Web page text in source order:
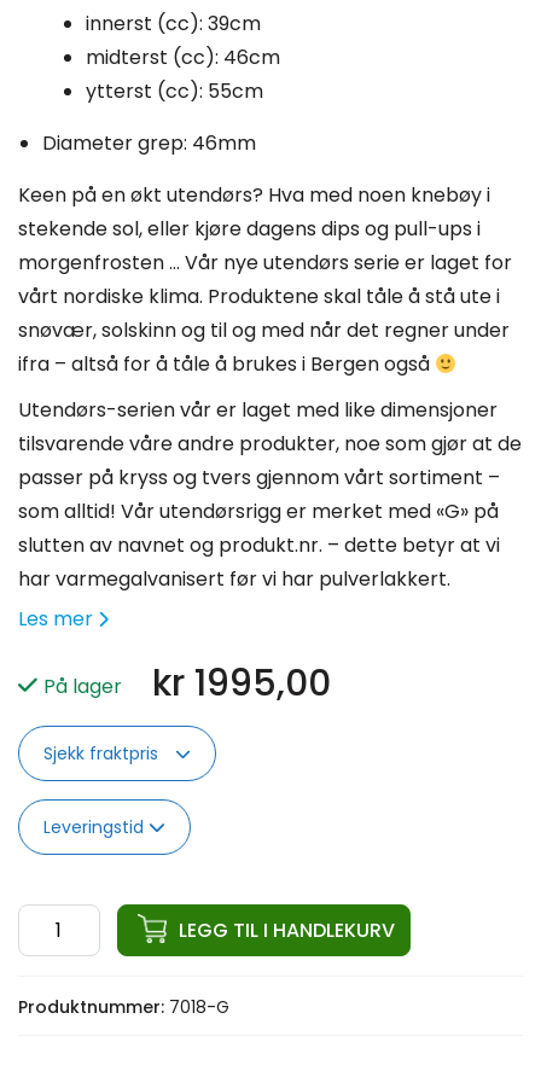
innerst (cc): 39cm
midterst (cc): 46cm
ytterst (cc): 55cm
Diameter grep: 46mm
Keen på en økt utendørs? Hva med noen knebøy i
stekende sol, eller kjøre dagens dips og pull-ups i
morgenfrosten … Vår nye utendørs serie er laget for
vårt nordiske klima. Produktene skal tåle å stå ute i
snøvær, solskinn og til og med når det regner under
ifra – altså for å tåle å brukes i Bergen også
Utendørs-serien vår er laget med like dimensjoner
tilsvarende våre andre produkter, noe som gjør at de
passer på kryss og tvers gjennom vårt sortiment –
som alltid! Vår utendørsrigg er merket med «G» på
slutten av navnet og produkt.nr. – dette betyr at vi
har varmegalvanisert før vi har pulverlakkert.
Les mer
På lager kr 1995,00
Sjekk fraktpris
Leveringstid
ata
Rig
Elite
LEGG TIL I HANDLEKURV
Produktnummer: 7018-G